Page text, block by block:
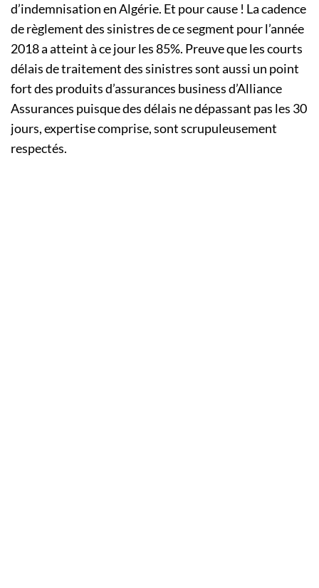
d’indemnisation en Algérie. Et pour cause ! La cadence
de règlement des sinistres de ce segment pour l’année
2018 a atteint à ce jour les 85%. Preuve que les courts
délais de traitement des sinistres sont aussi un point
fort des produits d’assurances business d’Alliance
Assurances puisque des délais ne dépassant pas les 30
jours, expertise comprise, sont scrupuleusement
respectés.